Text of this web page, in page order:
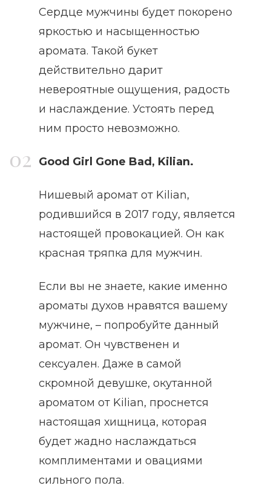
Сердце мужчины будет покорено
яркостью и насыщенностью
аромата. Такой букет
действительно дарит
невероятные ощущения, радость
и наслаждение. Устоять перед
ним просто невозможно.
Good Girl Gone Bad, Kilian.
Нишевый аромат от Kilian,
родившийся в 2017 году, является
настоящей провокацией. Он как
красная тряпка для мужчин.
Если вы не знаете, какие именно
ароматы духов нравятся вашему
мужчине, – попробуйте данный
аромат. Он чувственен и
сексуален. Даже в самой
скромной девушке, окутанной
ароматом от Kilian, проснется
настоящая хищница, которая
будет жадно наслаждаться
комплиментами и овациями
сильного пола.